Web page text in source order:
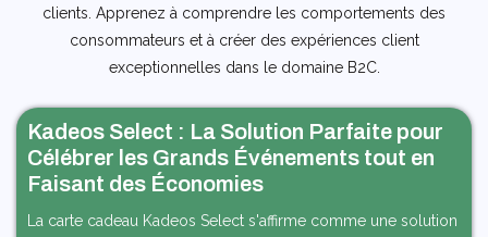
clients. Apprenez à comprendre les comportements des
consommateurs et à créer des expériences client
exceptionnelles dans le domaine B2C.
Kadeos Select : La Solution Parfaite pour
Célébrer les Grands Événements tout en
Faisant des Économies
La carte cadeau Kadeos Select s'affirme comme une solution